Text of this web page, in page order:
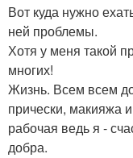
Вот куда нужно
ней проблемы.
Хотя у меня такой
многих!
Жизнь. Всем всем
прически, макияжа
рабочая ведь я -
добра.